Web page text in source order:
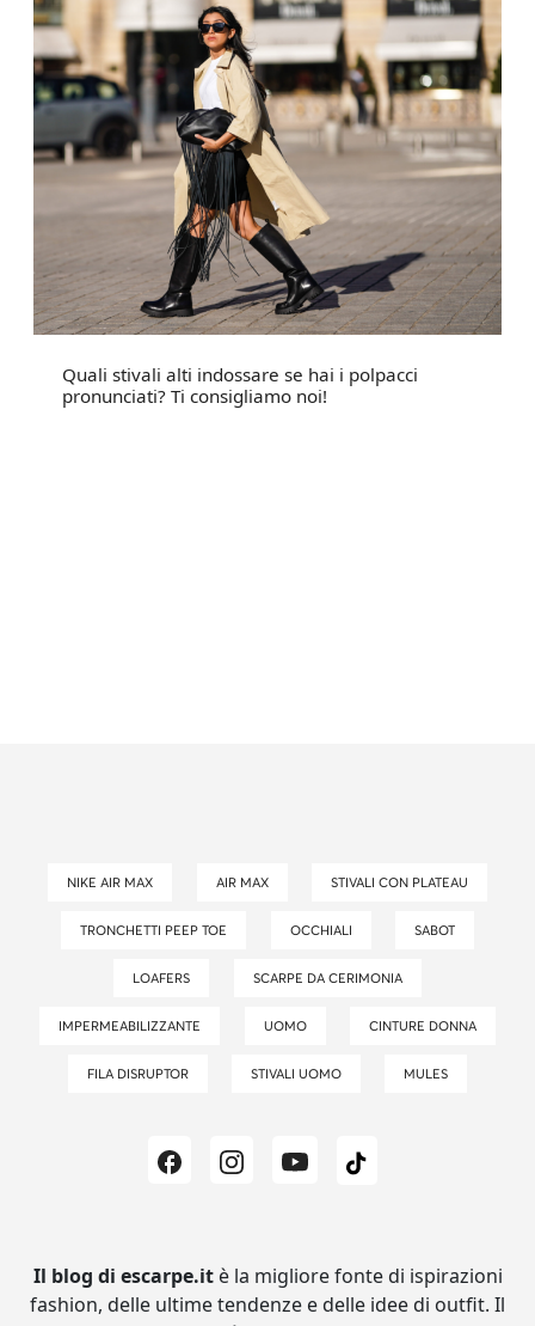
Quali stivali alti indossare se hai i polpacci
pronunciati? Ti consigliamo noi!
NIKE AIR MAX AIR MAX STIVALI CON PLATEAU
TRONCHETTI PEEP TOE OCCHIALI SABOT
LOAFERS SCARPE DA CERIMONIA
IMPERMEABILIZZANTE UOMO CINTURE DONNA
FILA DISRUPTOR STIVALI UOMO MULES
Il blog di escarpe.it è la migliore fonte di ispirazioni
fashion, delle ultime tendenze e delle idee di outfit. Il